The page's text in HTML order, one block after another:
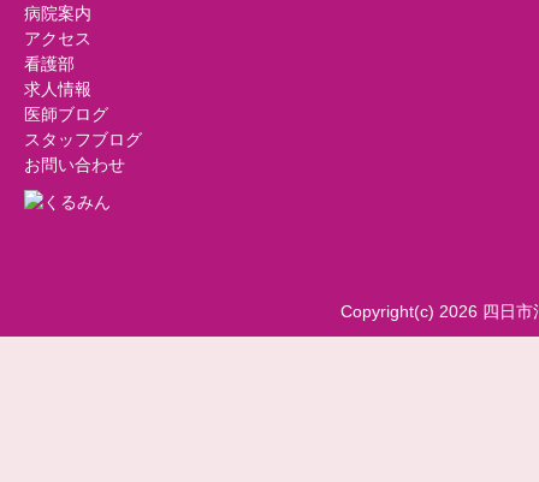
病院案内
アクセス
看護部
求人情報
医師ブログ
スタッフブログ
お問い合わせ
Copyright(c) 2026 四日